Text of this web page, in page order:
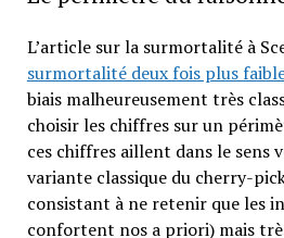
L’article sur la surmortalité à
surmortalité deux fois plus
biais malheureusement très
choisir les chiffres sur un
ces chiffres aillent dans le sens
variante classique du cherry-
consistant à ne retenir que les
confortent nos a priori) mais